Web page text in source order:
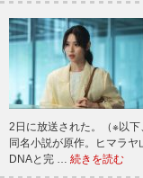
2日に放送された。（※以
同名小説が原作。ヒマラ
DNAと完 … 続きを読む